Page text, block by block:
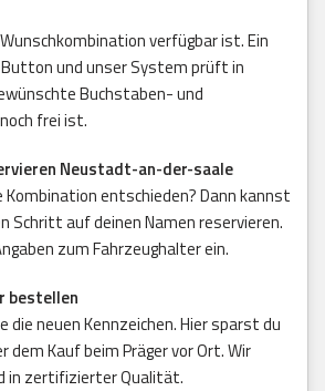
verfügbar ist. Ein
Button und unser System prüft in
Buchstaben- und
frei ist.
Neustadt-an-der-saale
Kombination entschieden? Dann kannst
Schritt auf deinen Namen reservieren.
zum Fahrzeughalter ein.
bestellen
die neuen Kennzeichen. Hier sparst du
dem Kauf beim Präger vor Ort. Wir
in zertifizierter Qualität.